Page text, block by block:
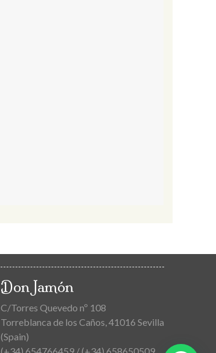
Don Jamón
C/Torres Quevedo nº 108
Torreblanca de los Caños, 41016 Sevilla
(Spain)